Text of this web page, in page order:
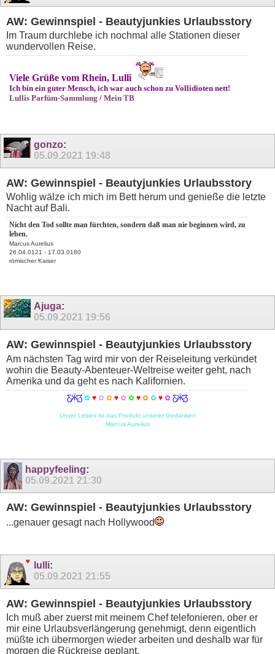
AW: Gewinnspiel - Beautyjunkies Urlaubsstory
Im Traum durchlebe ich nochmal alle Stationen dieser
wundervollen Reise.
Viele Grüße vom Rhein, Lulli
Ich bin ein guter Mensch, ich war auch schon zu Vollidioten nett!
Lullis Parfüm-Sammlung / Mein TB
gonzo:
05.09.2021 19:48
AW: Gewinnspiel - Beautyjunkies Urlaubsstory
Wohlig wälze ich mich im Bett herum und genieße die letzte
Nacht auf Bali.
Nicht den Tod sollte man fürchten, sondern daß man nie beginnen wird, zu
leben.
Marcus Aurelius
26.04.0121 - 17.03.0180
römischer Kaiser
Ajuga:
05.09.2021 19:56
AW: Gewinnspiel - Beautyjunkies Urlaubsstory
Am nächsten Tag wird mir von der Reiseleitung verkündet
wohin die Beauty-Abenteuer-Weltreise weiter geht, nach
Amerika und da geht es nach Kalifornien.
Ƹ̵̡Ӝ̵̨̄Ʒ ✿♥✿ ✿ ♥✿✿♥✿✿♥✿Ƹ̵̡Ӝ̵̨̄Ʒ
Unser Leben ist das Produkt unserer Gedanken
Marcus Aurelius
happyfeeling:
05.09.2021 21:30
AW: Gewinnspiel - Beautyjunkies Urlaubsstory
...genauer gesagt nach Hollywood
lulli:
05.09.2021 21:55
AW: Gewinnspiel - Beautyjunkies Urlaubsstory
Ich muß aber zuerst mit meinem Chef telefonieren, ober er
mir eine Urlaubsverlängerung genehmigt, denn eigentlich
müßte ich übermorgen wieder arbeiten und deshalb war für
morgen die Rückreise geplant.